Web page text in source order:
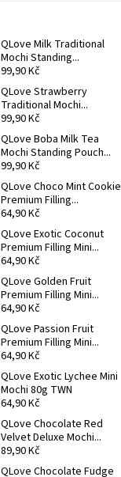
QLove Milk Traditional
Mochi Standing...
99,90 Kč
QLove Strawberry
Traditional Mochi...
99,90 Kč
QLove Boba Milk Tea
Mochi Standing Pouch...
99,90 Kč
QLove Choco Mint Cookie
Premium Filling...
64,90 Kč
QLove Exotic Coconut
Premium Filling Mini...
64,90 Kč
QLove Golden Fruit
Premium Filling Mini...
64,90 Kč
QLove Passion Fruit
Premium Filling Mini...
64,90 Kč
QLove Exotic Lychee Mini
Mochi 80g TWN
64,90 Kč
QLove Chocolate Red
Velvet Deluxe Mochi...
89,90 Kč
QLove Chocolate Fudge